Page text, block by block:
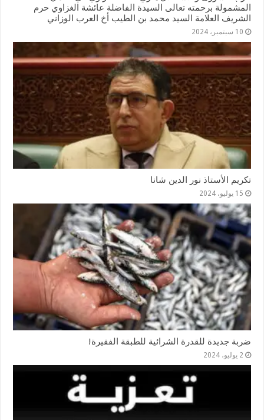
المشمولة برحمته تعالى السيدة الفاضلة عائشة الغزاوي حرم
الشريف العلامة السيد محمد بن الطيب أخ العرب الوزاني
10 سبتمبر، 2024
تكريم الأستاذ نور الدين شانا
15 يوليو، 2024
ضربة جديدة للقدرة الشرائية للطبقة الفقيرة!
2 يوليو، 2024